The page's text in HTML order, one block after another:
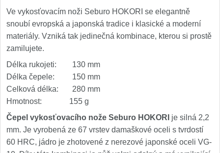
Ve vykosťovacím noži Seburo HOKORI se elegantně
snoubí evropská a japonská tradice i klasické a moderní
materiály. Vzniká tak jedinečná kombinace, kterou si prostě
zamilujete.
Délka rukojeti: 130 mm
Délka čepele: 150 mm
Celková délka: 280 mm
Hmotnost: 155 g
Čepel vykosťovacího nože Seburo HOKORI je silná 2,2
mm. Je vyrobená ze 67 vrstev damaškové oceli s tvrdostí
60 HRC, jádro je zhotovené z nerezové japonské oceli VG-